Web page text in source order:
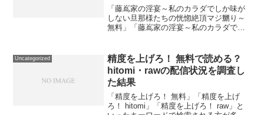
hitomi・rawの配信状況を調査し
た結果
「藤嶌家の淫宴～私のカラダでしか味が
しない旦那様たちの恍惚絶頂マジ嬲り～
無料」「藤嶌家の淫宴～私のカラダでし
ラダでしか味がしない旦那様たちの恍惚
絶頂マジ嬲り～...
Uncategorized
精度を上げろ！ 無料で読める？
hitomi・rawの配信状況を調査し
た結果
「精度を上げろ！ 無料」「精度を上げ
ろ！ hitomi」「精度を上げろ！ raw」と